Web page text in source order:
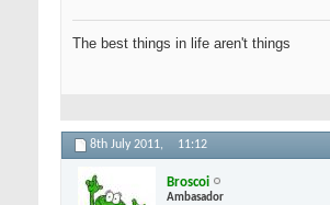
The best things in life aren't things
8th July 2011, 11:12
Broscoi
Ambasador